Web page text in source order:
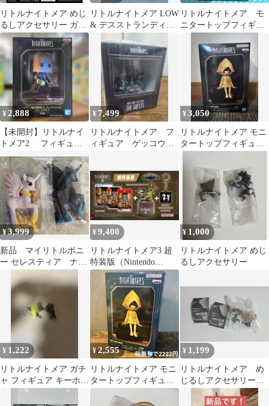
リトルナイトメア めじ
るしアクセサリー ガチ
ャ ノーム・アロー
ン・シックスセット
リトルナイトメア LOW
& デスストランディン
リトルナイトメア モ
ニタートップフィギュ
ア アローン 箱無し
¥2,888
【未開封】リトルナイ
トメア2 フィギュ
ア モノ
¥ 7,499
リトルナイトメア フ
ィギュア ゲッコウ
¥3,050
リトルナイトメア モニ
タートップフィギュア
¥3,999
新品 マイリトルポニ
ー セレスティア ナイ
トメアムーン ルナ フ
ィギュア
¥9,400
リトルナイトメア3 超
特装版（Nintendo
switch）＋購入特典
¥ 1,000
リトルナイトメア めじ
るしアクセサリー
¥ 1,222
リトルナイトメア ガチ
ャ フィギュア キーホル
ダー 2種セット
¥2,555
リトルナイトメア モニ
タートップフィギュア
vol.1 SIX シックス A
¥ 1,199
リトルナイトメア め
じるしアクセサリー
アローン、モノ